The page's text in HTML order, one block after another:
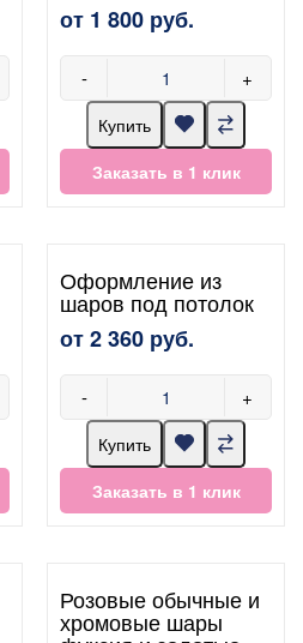
от 1 800 руб.
- +
Купить
Заказать в 1 клик
Оформление из
шаров под потолок
от 2 360 руб.
- +
Купить
Заказать в 1 клик
Розовые обычные и
хромовые шары